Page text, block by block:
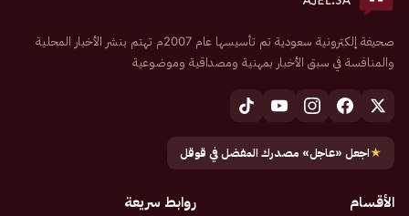
صحيفة إلكترونية سعودية تم تأسيسها عام 2007م تهتم بنشر الأخبار المحلية
والمنافسة في سبق الأخبار بمهنية ومصداقية وموضوعية
★اجعل «عاجل» مصدرك المفضل في قوقل
الأقسام روابط سريعة